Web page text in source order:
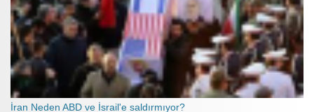
İran Neden ABD ve İsrail'e saldırmıyor?